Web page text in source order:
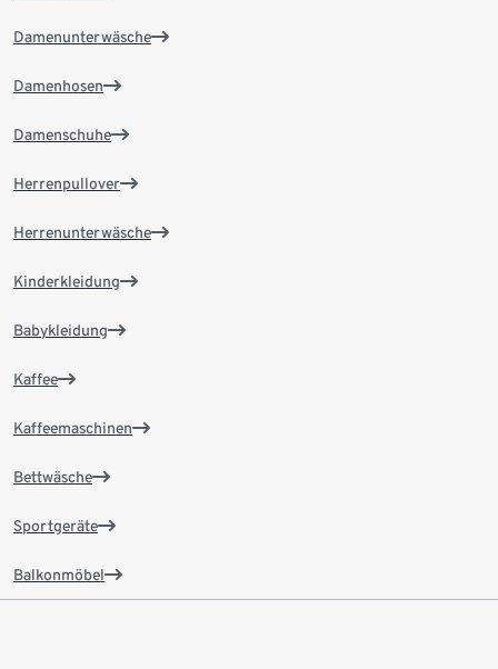
Damenunterwäsche
Damenhosen
Damenschuhe
Herrenpullover
Herrenunterwäsche
Kinderkleidung
Babykleidung
Kaffee
Kaffeemaschinen
Bettwäsche
Sportgeräte
Balkonmöbel